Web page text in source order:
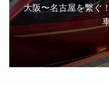
大阪〜名古屋を繋ぐ